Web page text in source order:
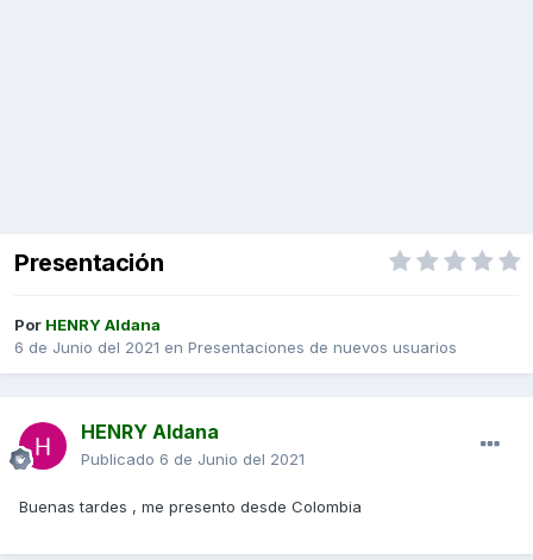
Presentación
Por HENRY Aldana
6 de Junio del 2021 en Presentaciones de nuevos usuarios
HENRY Aldana
Publicado 6 de Junio del 2021
Buenas tardes , me presento desde Colombia